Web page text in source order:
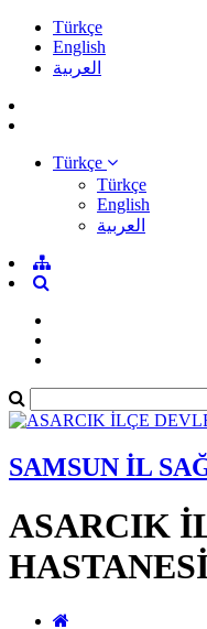
Türkçe
English
العربية
Türkçe
Türkçe
English
العربية
SAMSUN İL
ASARCIK